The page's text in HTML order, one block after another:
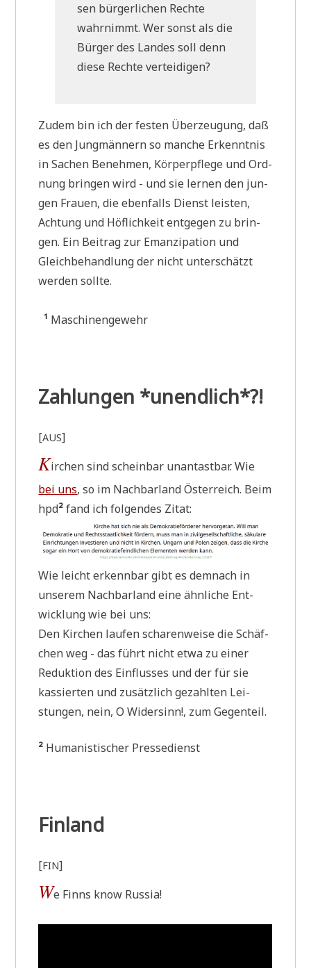
sen bür­ger­li­chen Rech­te
wahr­nimmt. Wer sonst als die
Bür­ger des Lan­des soll denn
die­se Rech­te verteidigen?
Zudem bin ich der festen Über­zeu­gung, daß
es den Jung­män­nern so man­che Erkennt­nis
in Sachen Beneh­men, Kör­per­pfle­ge und Ord­
nung brin­gen wird - und sie ler­nen den jun­
gen Frau­en, die eben­falls Dienst lei­sten,
Ach­tung und Höf­lich­keit ent­ge­gen zu brin­
gen. Ein Bei­trag zur Eman­zi­pa­ti­on und
Gleich­be­hand­lung der nicht unter­schätzt
wer­den sollte.
¹ Maschinengewehr
Zahlungen *unendlich*?!
[AUS]
Kirchen sind schein­bar unan­tast­bar. Wie
bei uns, so im Nach­bar­land Öster­reich. Beim
hpd²fand ich fol­gen­des Zitat:
Wie leicht erkenn­bar gibt es dem­nach in
unse­rem Nach­bar­land eine ähn­li­che Ent­
wick­lung wie bei uns:
Den Kir­chen lau­fen scha­ren­wei­se die Schäf­
chen weg - das führt nicht etwa zu einer
Reduk­ti­on des Ein­flus­ses und der für sie
kas­sier­ten und zusätz­lich gezahl­ten Lei­
stun­gen, nein, O Wider­sinn!, zum Gegenteil.
² Huma­ni­sti­scher Pressedienst
Finland
[FIN]
We Finns know Russia!